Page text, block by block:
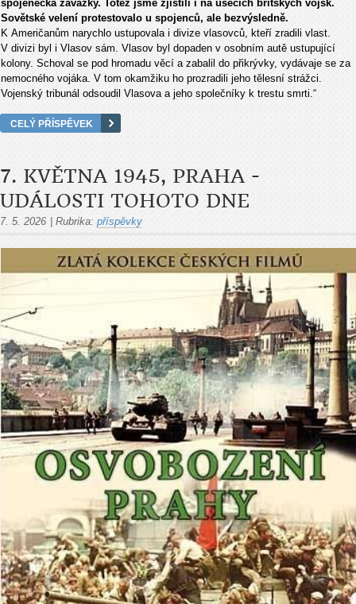
spojenecká závazky. Totéž jsme zjistili i na úsecích britských vojsk.
Sovětské velení protestovalo u spojenců, ale bezvýsledně.
K Američanům narychlo ustupovala i divize vlasovců, kteří zradili vlast.
V divizi byl i Vlasov sám. Vlasov byl dopaden v osobním autě ustupující
kolony. Schoval se pod hromadu věcí a zabalil do přikrývky, vydávaje se za
nemocného vojáka. V tom okamžiku ho prozradili jeho tělesní strážci.
Vojenský tribunál odsoudil Vlasova a jeho společníky k trestu smrti.“
CELÝ PŘÍSPĚVEK
7. KVĚTNA 1945, PRAHA -
UDÁLOSTI TOHOTO DNE
7. 5. 2026 Rubrika: příspěvky